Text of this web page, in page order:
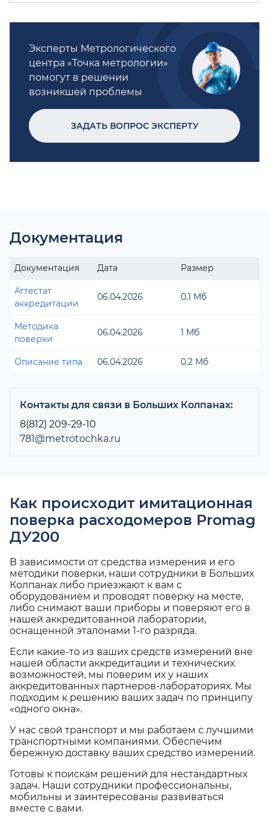
Эксперты Метрологического
центра «Точка метрологии»
помогут в решении
возникшей проблемы
ЗАДАТЬ ВОПРОС ЭКСПЕРТУ
Документация
Документация Дата Размер
Аттестат
аккредитации
06.04.2026 0.1 Мб
Методика
поверки
06.04.2026 1 Мб
Описание типа 06.04.2026 0.2 Мб
Контакты для связи в Больших Колпанах:
8(812) 209-29-10
781@metrotochka.ru
Как происходит имитационная
поверка расходомеров Promag
ДУ200
В зависимости от средства измерения и его
методики поверки, наши сотрудники в Больших
Колпанах либо приезжают к вам с
оборудованием и проводят поверку на месте,
либо снимают ваши приборы и поверяют его в
нашей аккредитованной лаборатории,
оснащенной эталонами 1-го разряда.
Если какие-то из ваших средств измерений вне
нашей области аккредитации и технических
возможностей, мы поверим их у наших
аккредитованных партнеров-лабораториях. Мы
подходим к решению ваших задач по принципу
«одного окна».
У нас свой транспорт и мы работаем с лучшими
транспортными компаниями. Обеспечим
бережную доставку ваших средство измерений.
Готовы к поискам решений для нестандартных
задач. Наши сотрудники профессиональны,
мобильны и заинтересованы развиваться
вместе с вами.